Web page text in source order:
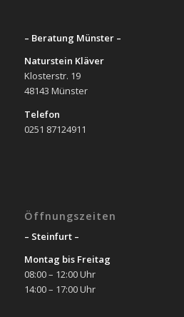
– Beratung Münster –
Naturstein Kläver
Klosterstr. 19
48143 Münster
Telefon
0251 87124911
Öffnungszeiten
– Steinfurt –
Montag bis Freitag
08:00 – 12:00 Uhr
14:00 – 17:00 Uhr